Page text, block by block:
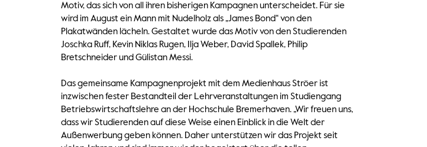
Motiv, das sich von all ihren bisherigen Kampagnen unterscheidet. Für sie
wird im August ein Mann mit Nudelholz als „James Bond“ von den
Plakatwänden lächeln. Gestaltet wurde das Motiv von den Studierenden
Joschka Ruff, Kevin Niklas Rugen, Ilja Weber, David Spallek, Philip
Bretschneider und Gülistan Messi.
Das gemeinsame Kampagnenprojekt mit dem Medienhaus Ströer ist
inzwischen fester Bestandteil der Lehrveranstaltungen im Studiengang
Betriebswirtschaftslehre an der Hochschule Bremerhaven. „Wir freuen uns,
dass wir Studierenden auf diese Weise einen Einblick in die Welt der
Außenwerbung geben können. Daher unterstützen wir das Projekt seit